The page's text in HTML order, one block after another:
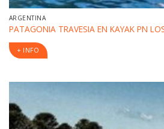
ARGENTINA
PATAGONIA TRAVESIA EN KAYAK PN
+ INFO